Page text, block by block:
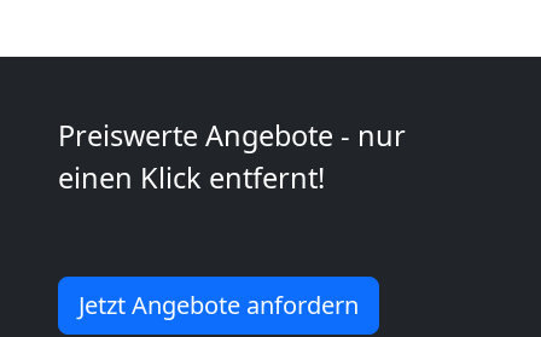
Preiswerte Angebote - nur
einen Klick entfernt!
Jetzt Angebote anfordern
Umzug